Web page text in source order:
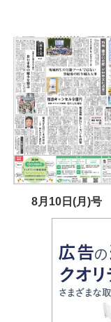
8月10日(月)号